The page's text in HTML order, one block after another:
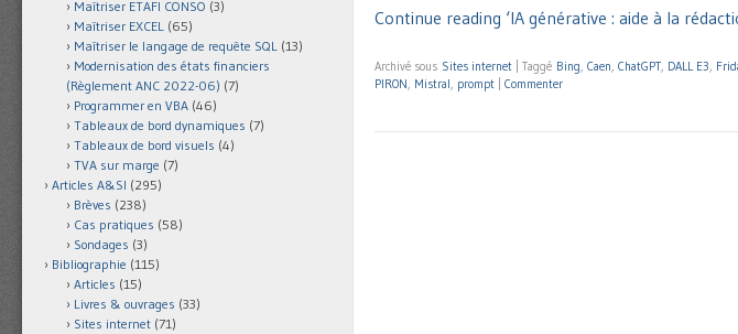
Continue reading ‘IA générative : aide à la
Archivé sous Sites internet Taggé Bing, Caen, ChatGPT, DALL E3,
PIRON, Mistral, prompt Commenter
Maîtriser ETAFI CONSO (3)
Maîtriser EXCEL (65)
Maîtriser le langage de requête SQL (13)
Modernisation des états financiers
(Règlement ANC 2022-06) (7)
Programmer en VBA (46)
Tableaux de bord dynamiques (7)
Tableaux de bord visuels (4)
TVA sur marge (7)
Articles A&SI (295)
Brèves (238)
Cas pratiques (58)
Sondages (3)
Bibliographie (115)
Articles (15)
Livres & ouvrages (33)
Sites internet (71)